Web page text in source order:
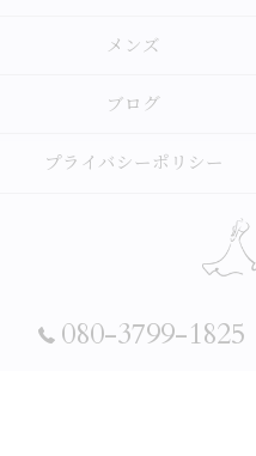
080-3799-1825
メンズ
ブログ
プライバシーポリシー
© 2026 アパレルのOEMなら合同